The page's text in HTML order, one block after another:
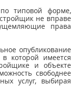
типовой форме,
не вправе
права
опубликование
которой имеется
и объекте
свободнее
услуг, выбирая